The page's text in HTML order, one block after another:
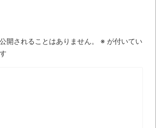
です・・・」メガネ美人ナース
レのオナサポ懇願したら・・・
開されることはありません。 ※ が付いてい